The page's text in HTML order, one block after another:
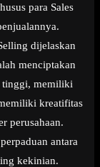
para Sales
dijelaskan
menciptakan
tinggi, memiliki
kreatifitas
perusahaan.
antara
kekinian.